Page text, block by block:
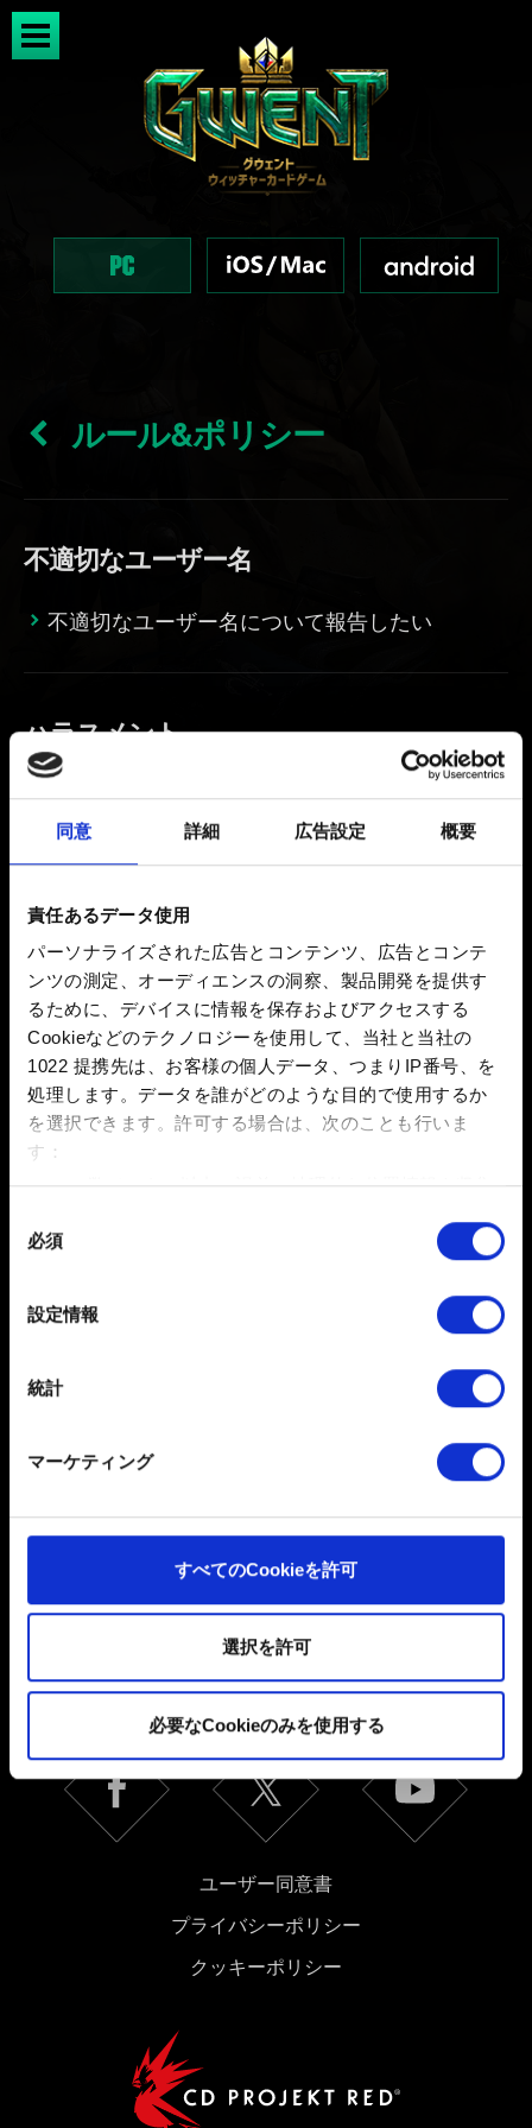
同意 詳細 広告設定 概要
責任あるデータ使用
パーソナライズされた広告とコンテンツ、広告とコンテ
ンツの測定、オーディエンスの洞察、製品開発を提供す
るために、デバイスに情報を保存およびアクセスする
Cookieなどのテクノロジーを使用して、当社と当社の
1022 提携先は、お客様の個人データ、つまりIP番号、を
処理します。データを誰がどのような目的で使用するか
を選択できます。 許可する場合は、次のことも行いま
す：
数メートル以内の誤差の地理的な位置情報を収集
特定の特性（フィンガープリント）を積極的にス
詳細セクション
で個人データの処理方法と設定を行って
ください。「Cookie宣言」からいつでも同意を変更また
だくために必要なものです。その他のCookieは、ウェブ
サイトの品質向上のために、オプションとして技術的お
た、ソーシャルメディア上などでお客様が興味を持ちそ
うなコンテンツをお届けするために、一部のCookieをパ
これらのオプションが有効になることはありません。
Cookieの使用およびパフォーマンスの変更点に関する詳
細は、下記の「設定」メニューでご確認ください。
必須
設定情報
統計
マーケティング
すべてのCookieを許可
選択を許可
必要なCookieのみを使用する
ルール&ポリシー
不適切なユーザー名
不適切なユーザー名について報告したい
ハラスメント
チャットでの暴言・不適切な発言を報告したい
チート行為
チート行為について報告したい
追加要素
『グウェント ウィッチャーカードゲーム』のサ
グウェント ユーザーライセンス同意書
ソーシャルメディア
ユーザー同意書
プライバシーポリシー
クッキーポリシー